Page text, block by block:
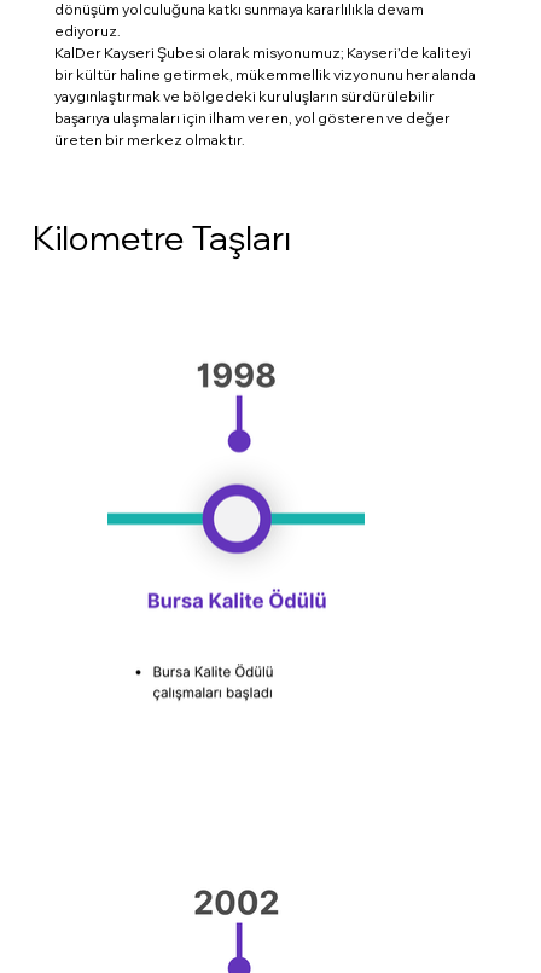
dönüşüm yolculuğuna katkı sunmaya kararlılıkla devam
ediyoruz.
KalDer Kayseri Şubesi olarak misyonumuz; Kayseri’de kaliteyi
bir kültür haline getirmek, mükemmellik vizyonunu her alanda
yaygınlaştırmak ve bölgedeki kuruluşların sürdürülebilir
başarıya ulaşmaları için ilham veren, yol gösteren ve değer
üreten bir merkez olmaktır.
Kilometre Taşları